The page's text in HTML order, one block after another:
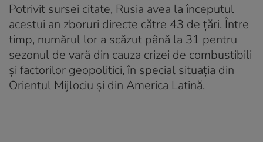
Potrivit sursei citate, Rusia avea la începutul
acestui an zboruri directe către 43 de țări. Între
timp, numărul lor a scăzut până la 31 pentru
sezonul de vară din cauza crizei de combustibili
și factorilor geopolitici, în special situația din
Orientul Mijlociu și din America Latină.